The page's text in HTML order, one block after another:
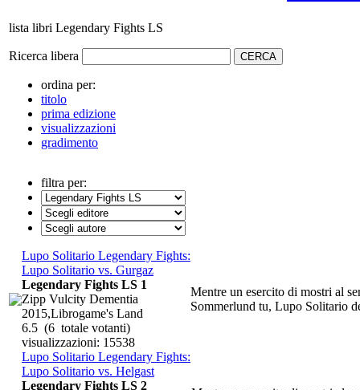
lista libri Legendary Fights LS
Ricerca libera
ordina per:
titolo
prima edizione
visualizzazioni
gradimento
filtra per:
Lupo Solitario Legendary Fights:
Lupo Solitario vs. Gurgaz
Mentre un esercito di mostri al
Sommerlund tu, Lupo Solitario
Legendary Fights LS 1
Zipp Vulcity Dementia
2015,Librogame's Land
6.5 (6 totale votanti)
visualizzazioni: 15538
Lupo Solitario Legendary Fights:
Lupo Solitario vs. Helgast
Legendary Fights LS 2